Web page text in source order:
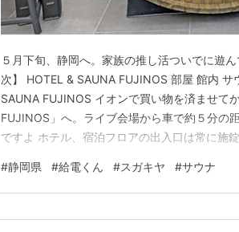
５月下旬、静岡へ。家族の推し活ついでに遊
次】 HOTEL & SAUNA FUJINOS 部屋 館内
SAUNA FUJINOS イオンで買い物を済ませて
FUJINOS」へ。ライブ会場から車で約５分の
ですよ ホテル、宿泊フロアの出入口は常に施
ッフさんは常駐しているので、何とかなりま
#静岡県 #給電くん #スガキヤ #サウナ